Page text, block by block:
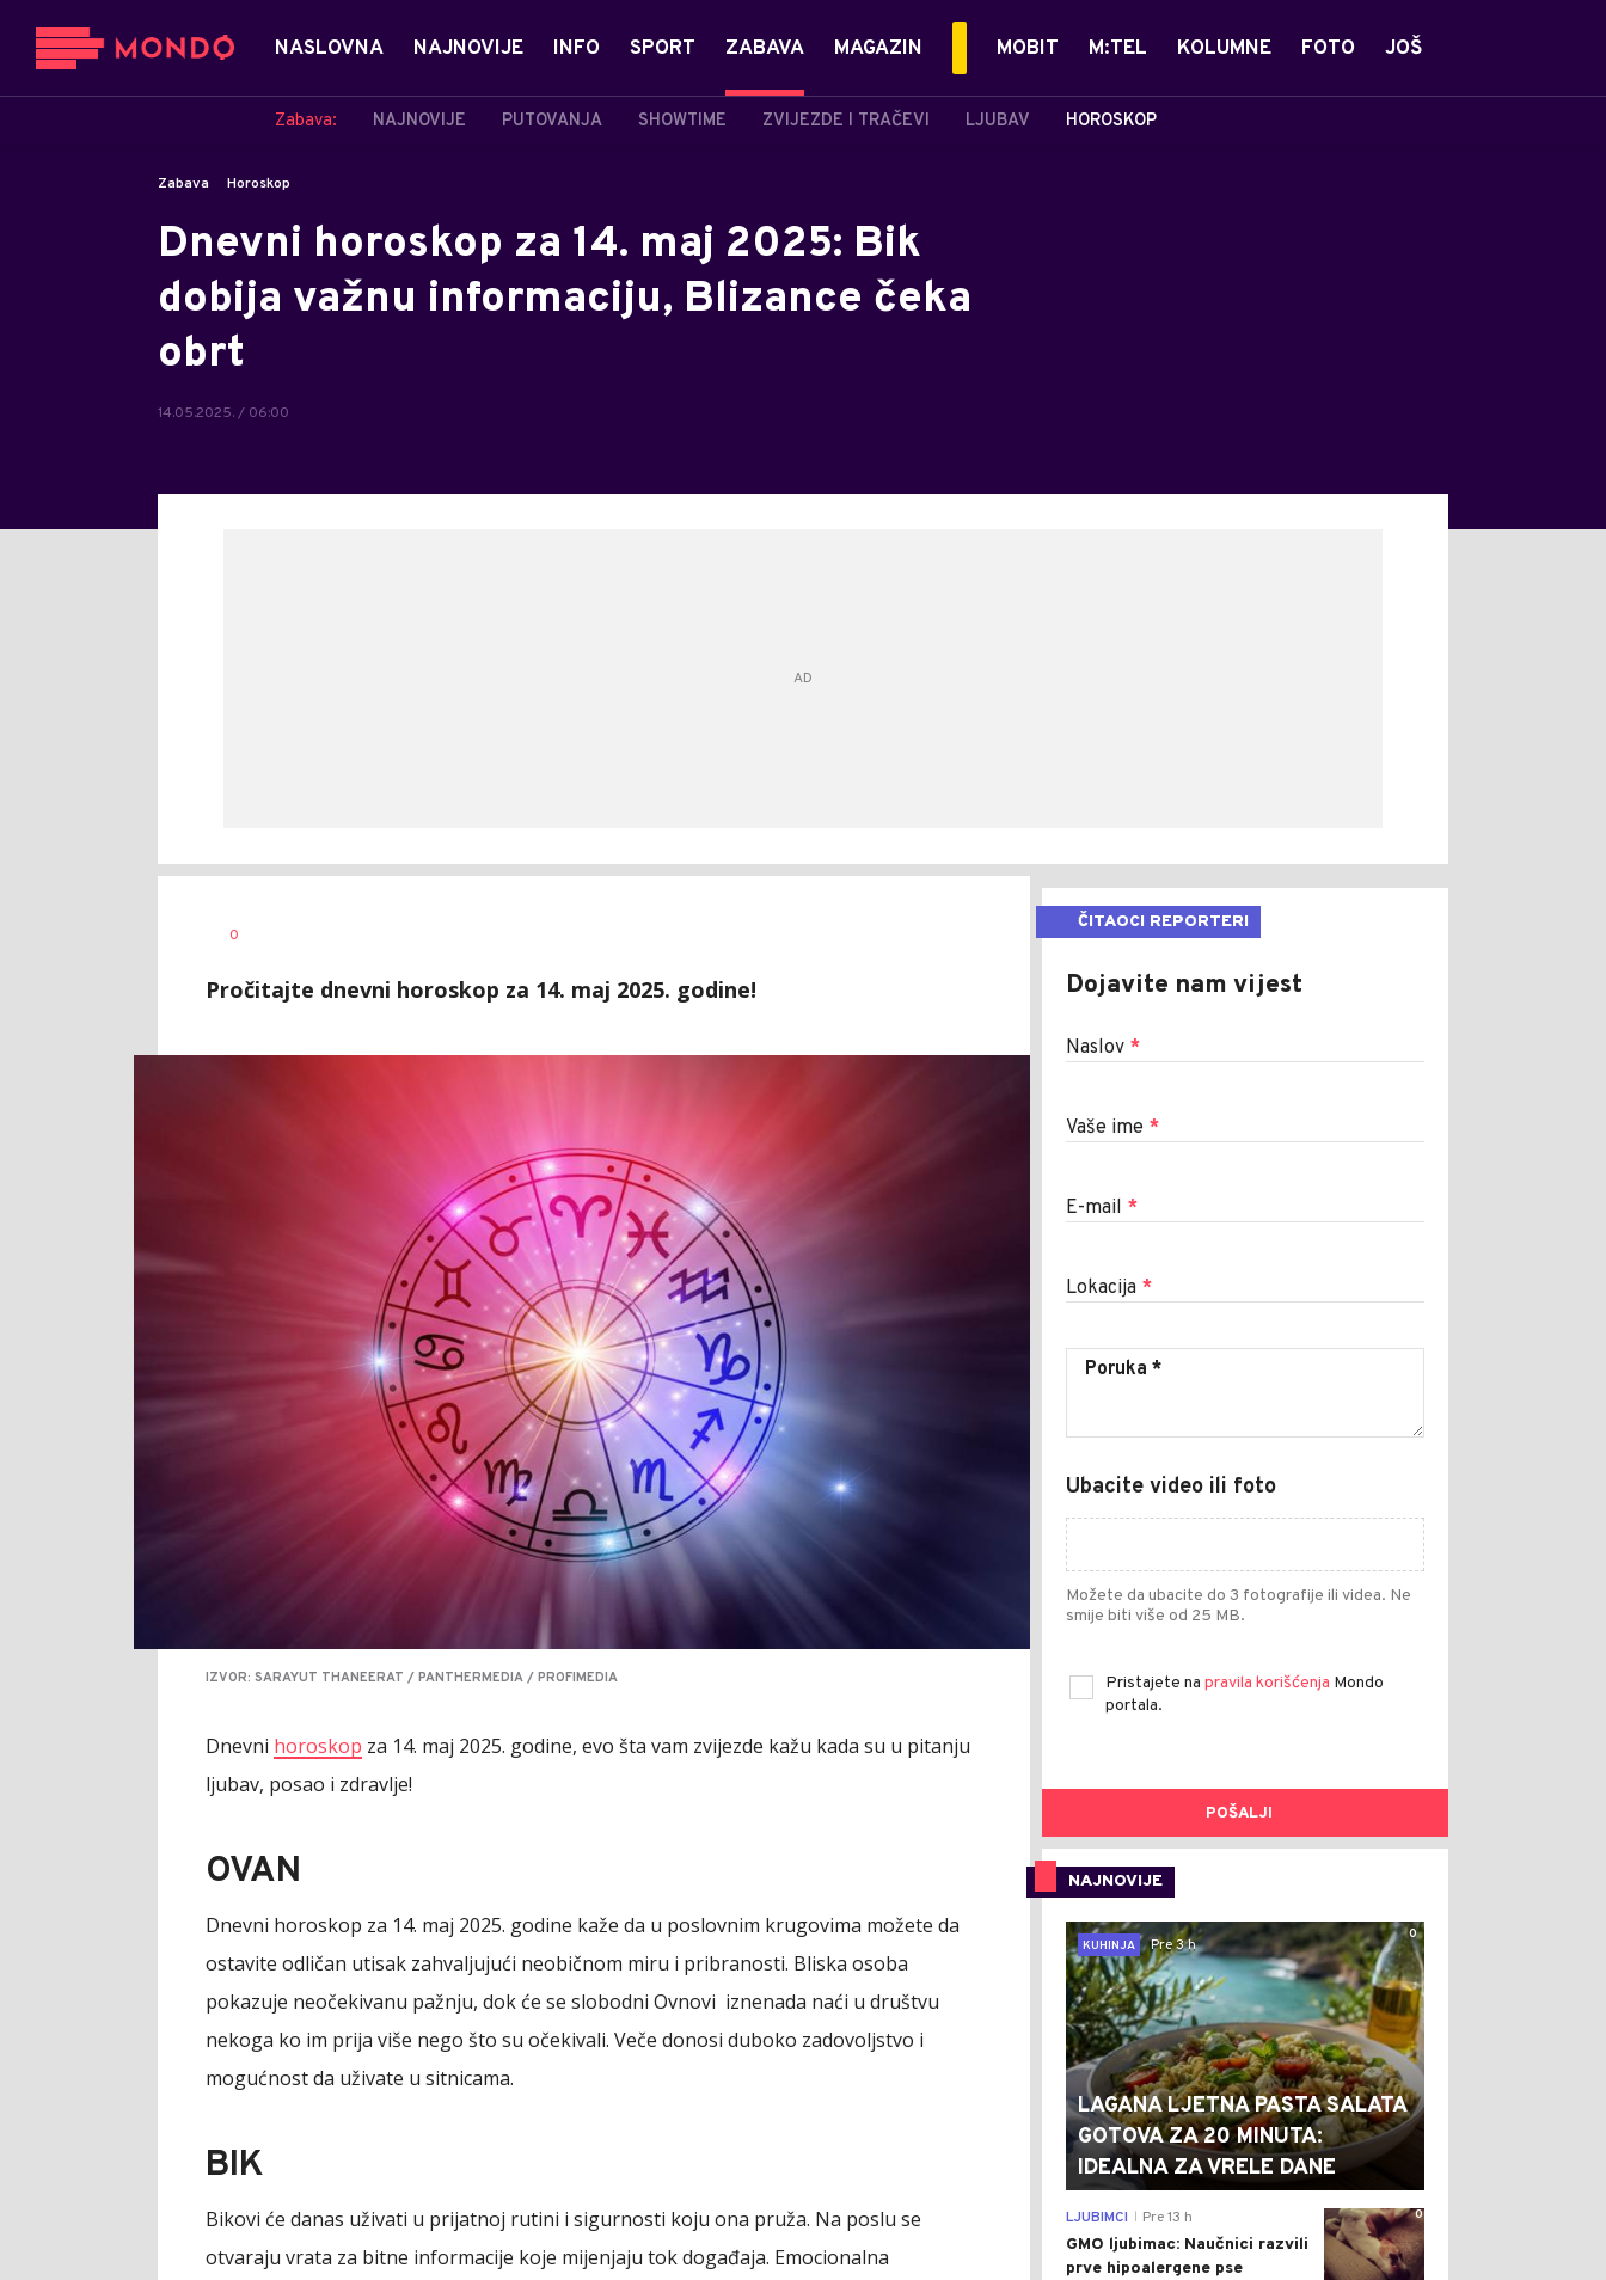
NASLOVNA NAJNOVIJE INFO SPORT ZABAVA
Zabava: NAJNOVIJE PUTOVANJA SHOWTIME ZVIJEZDE I TRAČEVI LJUBAV HOROSKOP
MAGAZIN MOBIT M:TEL KOLUMNE FOTO JOŠ
Zabava Horoskop
Dnevni horoskop za 14. maj 2025: Bik
dobija važnu informaciju, Blizance čeka
obrt
14.05.2025. / 06:00
0
Pročitajte dnevni horoskop za 14. maj 2025. godine!
IZVOR: SARAYUT THANEERAT / PANTHERMEDIA / PROFIMEDIA
Dnevni horoskop za 14. maj 2025. godine, evo šta vam zvijezde kažu kada su u pitanju
ljubav, posao i zdravlje!
OVAN
Dnevni horoskop za 14. maj 2025. godine kaže da u poslovnim krugovima možete da
ostavite odličan utisak zahvaljujući neobičnom miru i pribranosti. Bliska osoba
pokazuje neočekivanu pažnju, dok će se slobodni Ovnovi iznenada naći u društvu
nekoga ko im prija više nego što su očekivali. Veče donosi duboko zadovoljstvo i
mogućnost da uživate u sitnicama.
BIK
Bikovi će danas uživati u prijatnoj rutini i sigurnosti koju ona pruža. Na poslu se
otvaraju vrata za bitne informacije koje mijenjaju tok događaja. Emocionalna
ČITAOCI REPORTERI
Dojavite nam vijest
Naslov *
Vaše ime *
E-mail *
Lokacija *
Ubacite video ili foto
Možete da ubacite do 3 fotografije ili videa. Ne
smije biti više od 25 MB.
Pristajete na pravila korišćenja Mondo
portala.
POŠALJI
NAJNOVIJE
0
KUHINJA
Pre 3 h
LAGANA LJETNA PASTA SALATA
GOTOVA ZA 20 MINUTA:
IDEALNA ZA VRELE DANE
0
LJUBIMCI Pre 13 h
GMO ljubimac: Naučnici razvili
prve hipoalergene pse